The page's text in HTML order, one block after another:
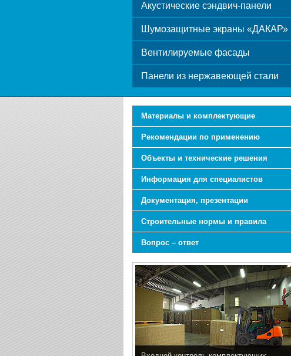
Акустические сэндвич-панели
Шумозащитные экраны «ДАКАР»
Вентилируемые фасады
Панели из нержавеющей стали
Материалы и комплектующие
Рекомендации по применению
Объекты и технические решения
Информация для специалистов
Документация, презентации
Строительные нормы и правила
Вопрос – ответ